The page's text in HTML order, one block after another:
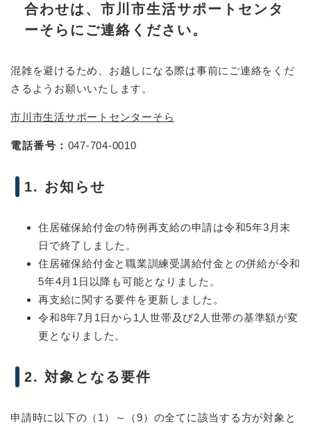
合わせは、市川市生活サポートセンタ
ーそらにご連絡ください。
混雑を避けるため、お越しになる際は事前にご連絡をくだ
さるようお願いいたします。
市川市生活サポートセンターそら
電話番号： 047-704-0010
1. お知らせ
住居確保給付金の特例再支給の申請は令和5年3月末
日で終了しました。
住居確保給付金と職業訓練受講給付金との併給が令和
5年4月1日以降も可能となりました。
再支給に関する要件を更新しました。
令和8年7月1日から1人世帯及び2人世帯の基準額が変
更となりました。
2. 対象となる要件
申請時に以下の（1）～（9）の全てに該当する方が対象と